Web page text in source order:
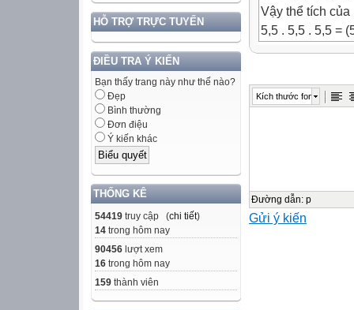
HỖ TRỢ TRỰC TUYẾN
ĐIỀU TRA Ý KIẾN
Bạn thấy trang này như thế nào?
Đẹp
Bình thường
Đơn điệu
Ý kiến khác
THỐNG KÊ
54419 truy cập (chi tiết)
14 trong hôm nay
90456 lượt xem
16 trong hôm nay
159 thành viên
Vậy thể tích
5,5 . 5,5 . 5,5 =
+ Luỹ thừa của
+ Luỹ thừa của
5)
Kích thước font
Đường dẫn: p
Gửi ý kiến